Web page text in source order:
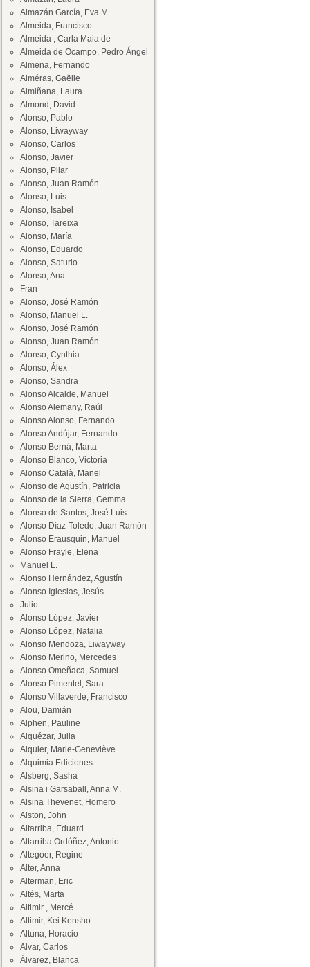
Almazán García, Eva M.
Almeida, Francisco
Almeida , Carla Maia de
Almeida de Ocampo, Pedro Ángel
Almena, Fernando
Alméras, Gaëlle
Almiñana, Laura
Almond, David
Alonso, Pablo
Alonso, Liwayway
Alonso, Carlos
Alonso, Javier
Alonso, Pilar
Alonso, Juan Ramón
Alonso, Luis
Alonso, Isabel
Alonso, Tareixa
Alonso, María
Alonso, Eduardo
Alonso, Saturio
Alonso, Ana
Fran
Alonso, José Ramón
Alonso, Manuel L.
Alonso, José Ramón
Alonso, Juan Ramón
Alonso, Cynthia
Alonso, Álex
Alonso, Sandra
Alonso Alcalde, Manuel
Alonso Alemany, Raúl
Alonso Alonso, Fernando
Alonso Andújar, Fernando
Alonso Berná, Marta
Alonso Blanco, Victoria
Alonso Català, Manel
Alonso de Agustín, Patricia
Alonso de la Sierra, Gemma
Alonso de Santos, José Luis
Alonso Díaz-Toledo, Juan Ramón
Alonso Erausquin, Manuel
Alonso Frayle, Elena
Manuel L.
Alonso Hernández, Agustín
Alonso Iglesias, Jesús
Julio
Alonso López, Javier
Alonso López, Natalia
Alonso Mendoza, Liwayway
Alonso Merino, Mercedes
Alonso Omeñaca, Samuel
Alonso Pimentel, Sara
Alonso Villaverde, Francisco
Alou, Damián
Alphen, Pauline
Alquézar, Julia
Alquier, Marie-Geneviève
Alquimia Ediciones
Alsberg, Sasha
Alsina i Garsaball, Anna M.
Alsina Thevenet, Homero
Alston, John
Altarriba, Eduard
Altarriba Ordóñez, Antonio
Altegoer, Regine
Alter, Anna
Alterman, Eric
Altés, Marta
Altimir , Mercé
Altimir, Kei Kensho
Altuna, Horacio
Alvar, Carlos
Álvarez, Blanca